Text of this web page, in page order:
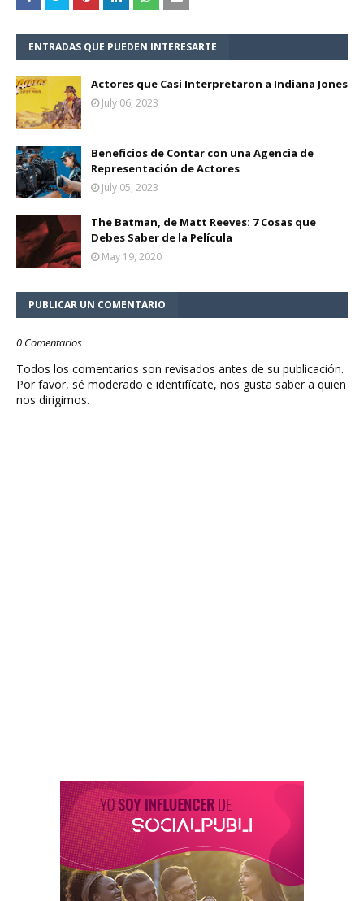
ENTRADAS QUE PUEDEN INTERESARTE
Actores que Casi Interpretaron a Indiana Jones
July 06, 2023
Beneficios de Contar con una Agencia de
Representación de Actores
July 05, 2023
The Batman, de Matt Reeves: 7 Cosas que
Debes Saber de la Película
May 19, 2020
PUBLICAR UN COMENTARIO
0 Comentarios
Todos los comentarios son revisados antes de su publicación.
Por favor, sé moderado e identifícate, nos gusta saber a quien
nos dirigimos.